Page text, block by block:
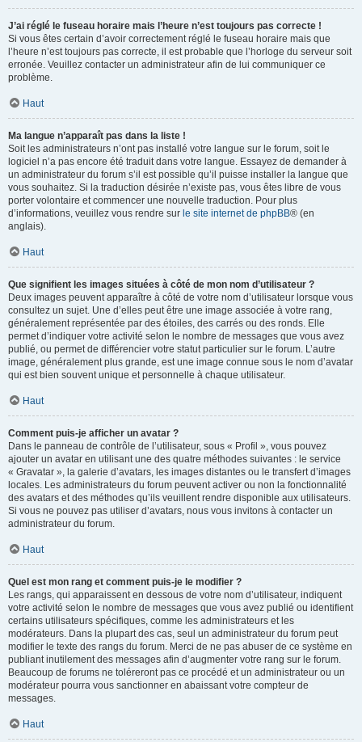
J’ai réglé le fuseau horaire mais l’heure n’est toujours pas correcte !
Si vous êtes certain d’avoir correctement réglé le fuseau horaire mais que
l’heure n’est toujours pas correcte, il est probable que l’horloge du serveur soit
erronée. Veuillez contacter un administrateur afin de lui communiquer ce
problème.
Haut
Ma langue n’apparaît pas dans la liste !
Soit les administrateurs n’ont pas installé votre langue sur le forum, soit le
logiciel n’a pas encore été traduit dans votre langue. Essayez de demander à
un administrateur du forum s’il est possible qu’il puisse installer la langue que
vous souhaitez. Si la traduction désirée n’existe pas, vous êtes libre de vous
porter volontaire et commencer une nouvelle traduction. Pour plus
d’informations, veuillez vous rendre sur le site internet de phpBB® (en
anglais).
Haut
Que signifient les images situées à côté de mon nom d’utilisateur ?
Deux images peuvent apparaître à côté de votre nom d’utilisateur lorsque vous
consultez un sujet. Une d’elles peut être une image associée à votre rang,
généralement représentée par des étoiles, des carrés ou des ronds. Elle
permet d’indiquer votre activité selon le nombre de messages que vous avez
publié, ou permet de différencier votre statut particulier sur le forum. L’autre
image, généralement plus grande, est une image connue sous le nom d’avatar
qui est bien souvent unique et personnelle à chaque utilisateur.
Haut
Comment puis-je afficher un avatar ?
Dans le panneau de contrôle de l’utilisateur, sous « Profil », vous pouvez
ajouter un avatar en utilisant une des quatre méthodes suivantes : le service
« Gravatar », la galerie d’avatars, les images distantes ou le transfert d’images
locales. Les administrateurs du forum peuvent activer ou non la fonctionnalité
des avatars et des méthodes qu’ils veuillent rendre disponible aux utilisateurs.
Si vous ne pouvez pas utiliser d’avatars, nous vous invitons à contacter un
administrateur du forum.
Haut
Quel est mon rang et comment puis-je le modifier ?
Les rangs, qui apparaissent en dessous de votre nom d’utilisateur, indiquent
votre activité selon le nombre de messages que vous avez publié ou identifient
certains utilisateurs spécifiques, comme les administrateurs et les
modérateurs. Dans la plupart des cas, seul un administrateur du forum peut
modifier le texte des rangs du forum. Merci de ne pas abuser de ce système en
publiant inutilement des messages afin d’augmenter votre rang sur le forum.
Beaucoup de forums ne toléreront pas ce procédé et un administrateur ou un
modérateur pourra vous sanctionner en abaissant votre compteur de
messages.
Haut